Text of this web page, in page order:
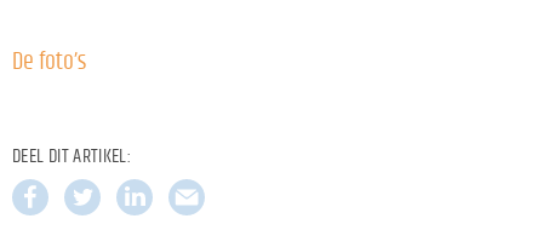
De foto’s
DEEL DIT ARTIKEL: